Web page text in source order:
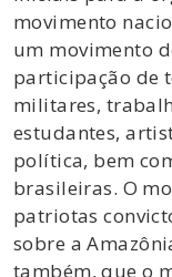
movimento
um movimento
participação de
militares,
estudantes,
política, bem
brasileiras. O
patriotas
sobre a
também, que o